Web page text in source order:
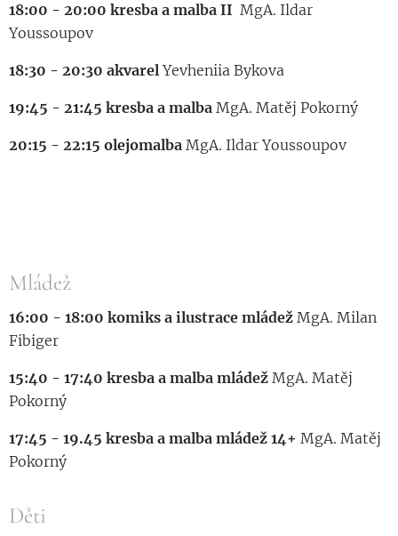
18:00 - 20:00 kresba a malba II MgA. Ildar
Youssoupov
18:30 - 20:30 akvarel Yevheniia Bykova
19:45 - 21:45 kresba a malba MgA. Matěj Pokorný
20:15 - 22:15 olejomalba MgA. Ildar Youssoupov
Mládež
16:00 - 18:00 komiks a ilustrace mládež MgA. Milan
Fibiger
15:40 - 17:40 kresba a malba mládež MgA. Matěj
Pokorný
17:45 - 19.45 kresba a malba mládež 14+ MgA. Matěj
Pokorný
Děti